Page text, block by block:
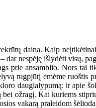
daina. Kaip
nespėję išlydėti visų,
ansamblio. Nors tai
rugpjūtį ėmėme ruoštis
daugialypumą: ir apie
ožragį. Kai kuriems
vakarą praleidom